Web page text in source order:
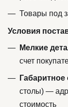
Товары под
Условия
Мелкие
счет
столы) —
стоимость